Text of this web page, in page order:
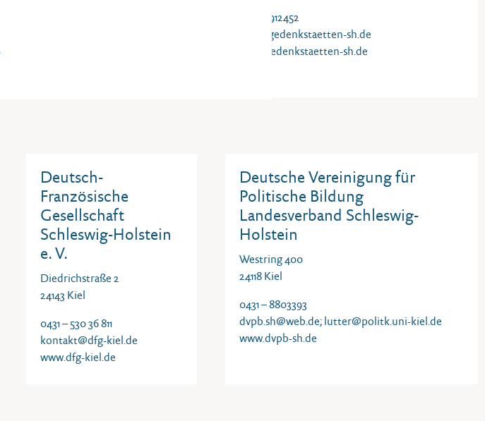
0431 21912452
info@gedenkstaetten-sh.de
www.gedenkstaetten-sh.de
Deutsch-
Französische
Gesellschaft
Schleswig-Holstein
e. V.
Diedrichstraße 2
24143 Kiel
0431 – 530 36 811
kontakt@dfg-kiel.de
www.dfg-kiel.de
Deutsche Vereinigung für
Politische Bildung
Landesverband Schleswig-
Holstein
Westring 400
24118 Kiel
0431 – 8803393
dvpb.sh@web.de; lutter@politk.uni-kiel.de
www.dvpb-sh.de